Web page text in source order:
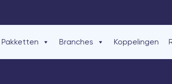
Pakketten Branches Koppelingen